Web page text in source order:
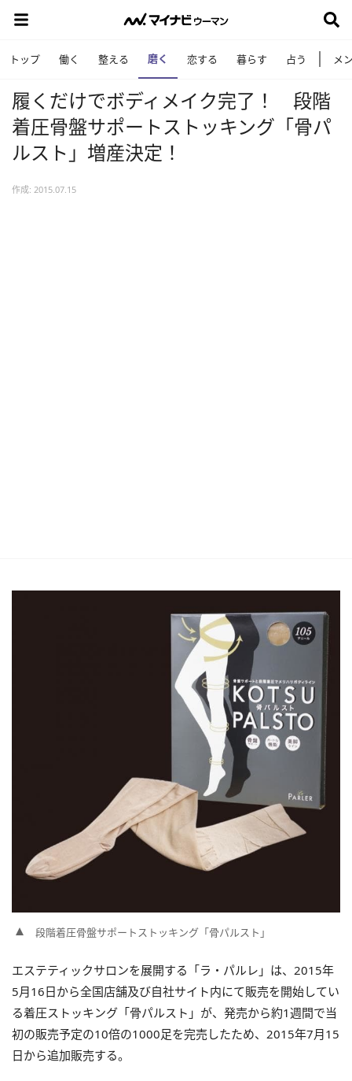
トップ 働く 整える 磨く 恋する 暮らす 占う メ
履くだけでボディメイク完了！ 段階
着圧骨盤サポートストッキング「骨パ
ルスト」増産決定！
作成: 2015.07.15
段階着圧骨盤サポートストッキング「骨パルスト」
エステティックサロンを展開する「ラ・パルレ」は、2015年
5月16日から全国店舗及び自社サイト内にて販売を開始してい
る着圧ストッキング「骨パルスト」が、発売から約1週間で当
初の販売予定の10倍の1000足を完売したため、2015年7月15
日から追加販売する。